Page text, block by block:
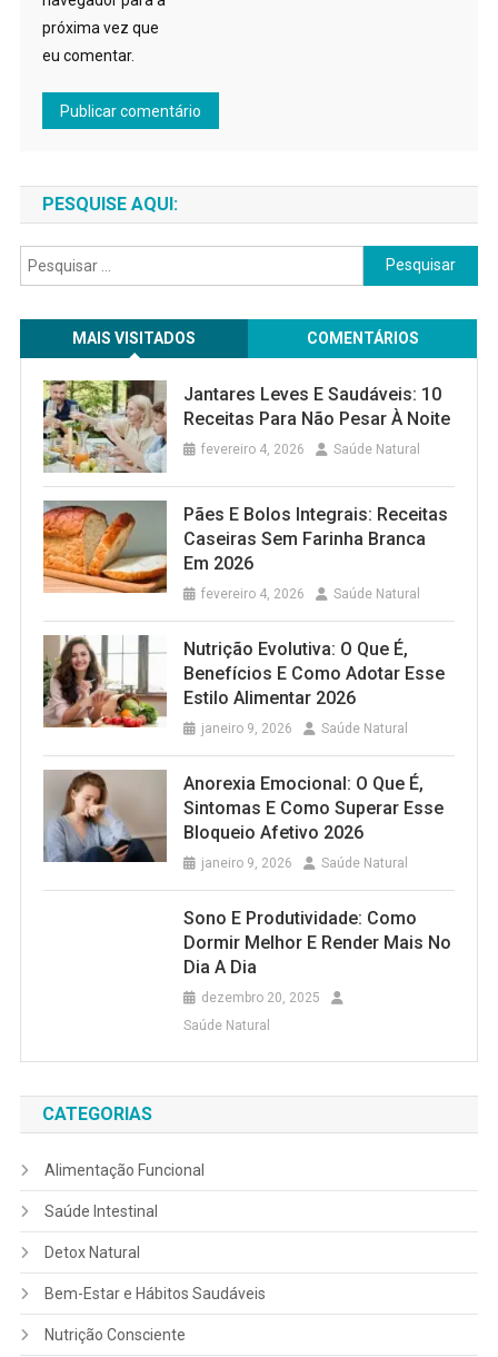
próxima vez que
eu comentar.
PESQUISE AQUI:
Pesquisar
por:
MAIS VISITADOS COMENTÁRIOS
Jantares Leves E Saudáveis: 10
Receitas Para Não Pesar À Noite
fevereiro 4, 2026 Saúde Natural
Pães E Bolos Integrais: Receitas
Caseiras Sem Farinha Branca
Em 2026
fevereiro 4, 2026 Saúde Natural
Nutrição Evolutiva: O Que É,
Benefícios E Como Adotar Esse
Estilo Alimentar 2026
janeiro 9, 2026 Saúde Natural
Anorexia Emocional: O Que É,
Sintomas E Como Superar Esse
Bloqueio Afetivo 2026
janeiro 9, 2026 Saúde Natural
Sono E Produtividade: Como
Dormir Melhor E Render Mais No
Dia A Dia
dezembro 20, 2025
Saúde Natural
CATEGORIAS
Alimentação Funcional
Saúde Intestinal
Detox Natural
Bem-Estar e Hábitos Saudáveis
Nutrição Consciente